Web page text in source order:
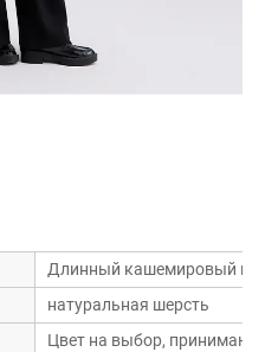
Длинный кашемировый
натуральная шерсть
Цвет на выбор,